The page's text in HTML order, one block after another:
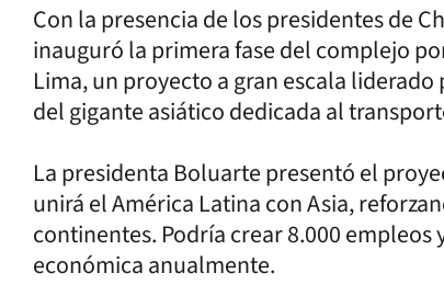
Con la presencia de los presidentes de
inauguró la primera fase del complejo
Lima, un proyecto a gran escala
del gigante asiático dedicada al
La presidenta Boluarte presentó el
unirá el América Latina con Asia,
continentes. Podría crear 8.000
económica anualmente.